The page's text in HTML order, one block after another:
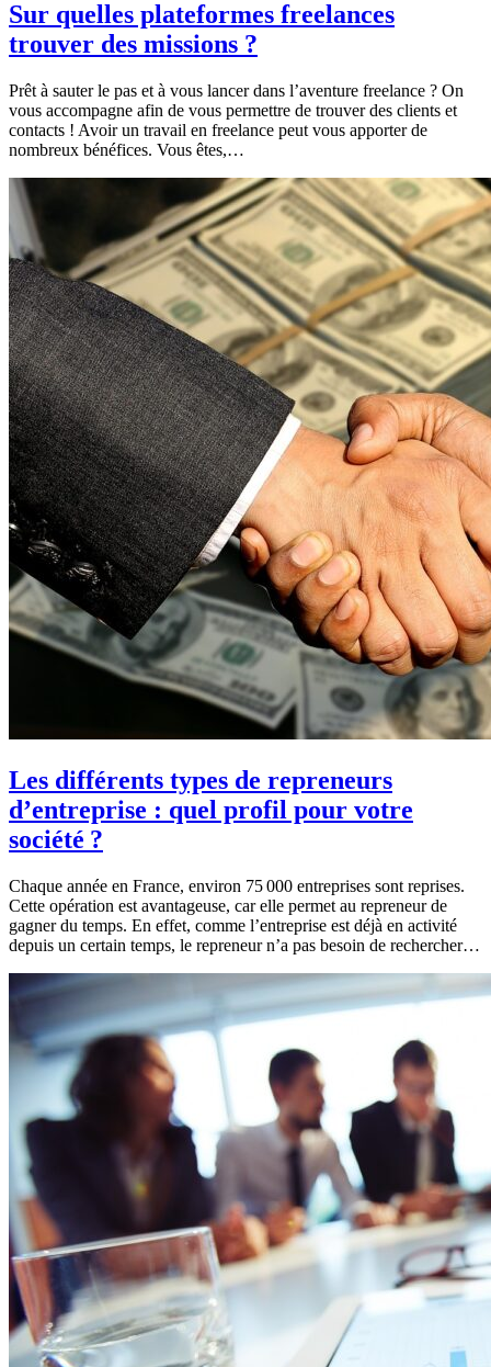
Sur quelles plateformes freelances
trouver des missions ?
Prêt à sauter le pas et à vous lancer dans l’aventure freelance ? On
vous accompagne afin de vous permettre de trouver des clients et
contacts ! Avoir un travail en freelance peut vous apporter de
nombreux bénéfices. Vous êtes,…
Les différents types de repreneurs
d’entreprise : quel profil pour votre
société ?
Chaque année en France, environ 75 000 entreprises sont reprises.
Cette opération est avantageuse, car elle permet au repreneur de
gagner du temps. En effet, comme l’entreprise est déjà en activité
depuis un certain temps, le repreneur n’a pas besoin de rechercher…